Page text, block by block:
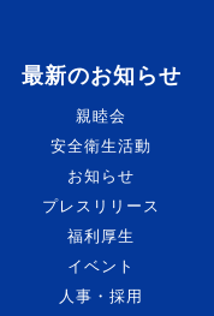
最新のお知らせ
親睦会
安全衛生活動
お知らせ
プレスリリース
福利厚生
イベント
人事・採用